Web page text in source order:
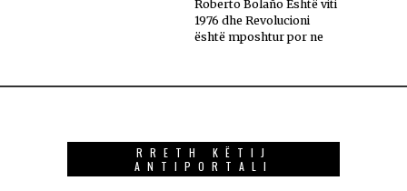
Roberto Bolaño Është viti
1976 dhe Revolucioni
është mposhtur por ne
RRETH KËTIJ
ANTIPORTALI